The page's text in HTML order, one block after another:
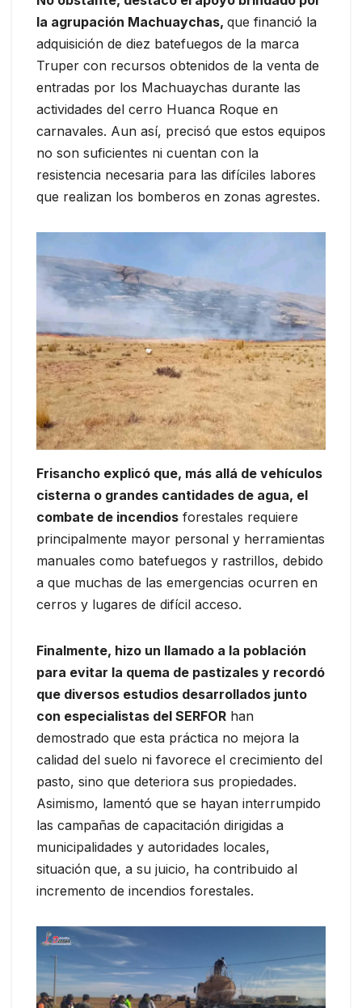
la agrupación Machuaychas, que financió la
adquisición de diez batefuegos de la marca
Truper con recursos obtenidos de la venta de
entradas por los Machuaychas durante las
actividades del cerro Huanca Roque en
carnavales. Aun así, precisó que estos equipos
no son suficientes ni cuentan con la
resistencia necesaria para las difíciles labores
que realizan los bomberos en zonas agrestes.
Frisancho explicó que, más allá de vehículos
cisterna o grandes cantidades de agua, el
combate de incendios forestales requiere
principalmente mayor personal y herramientas
manuales como batefuegos y rastrillos, debido
a que muchas de las emergencias ocurren en
cerros y lugares de difícil acceso.
Finalmente, hizo un llamado a la población
para evitar la quema de pastizales y recordó
que diversos estudios desarrollados junto
con especialistas del SERFOR han
demostrado que esta práctica no mejora la
calidad del suelo ni favorece el crecimiento del
pasto, sino que deteriora sus propiedades.
Asimismo, lamentó que se hayan interrumpido
las campañas de capacitación dirigidas a
municipalidades y autoridades locales,
situación que, a su juicio, ha contribuido al
incremento de incendios forestales.